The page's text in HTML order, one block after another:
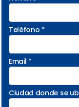
Teléfono *
Email *
Ciudad donde se